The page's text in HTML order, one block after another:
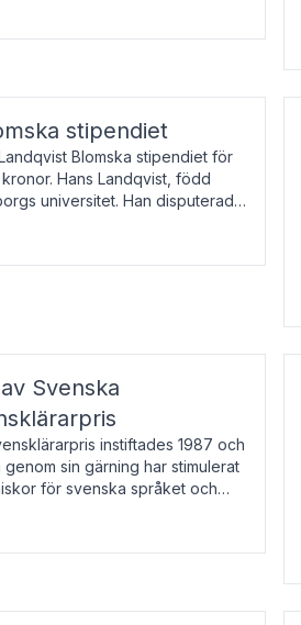
stipendiet
Blomska stipendiet för
Hans Landqvist, född
universitet. Han disputerade
Svenska
instiftades 1987 och
genom sin gärning har stimulerat
för svenska språket och
och samtal med pristagarna